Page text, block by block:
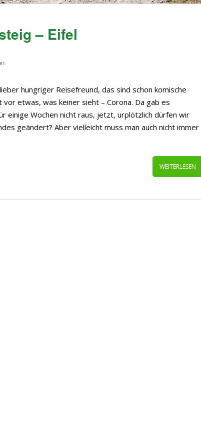
– Eifel
hungriger Reisefreund, das sind schon komische
vor etwas, was keiner sieht – Corona. Da gab es
einige Wochen nicht raus, jetzt, urplötzlich dürfen wir
geändert? Aber vielleicht muss man auch nicht immer
WEITERLESEN